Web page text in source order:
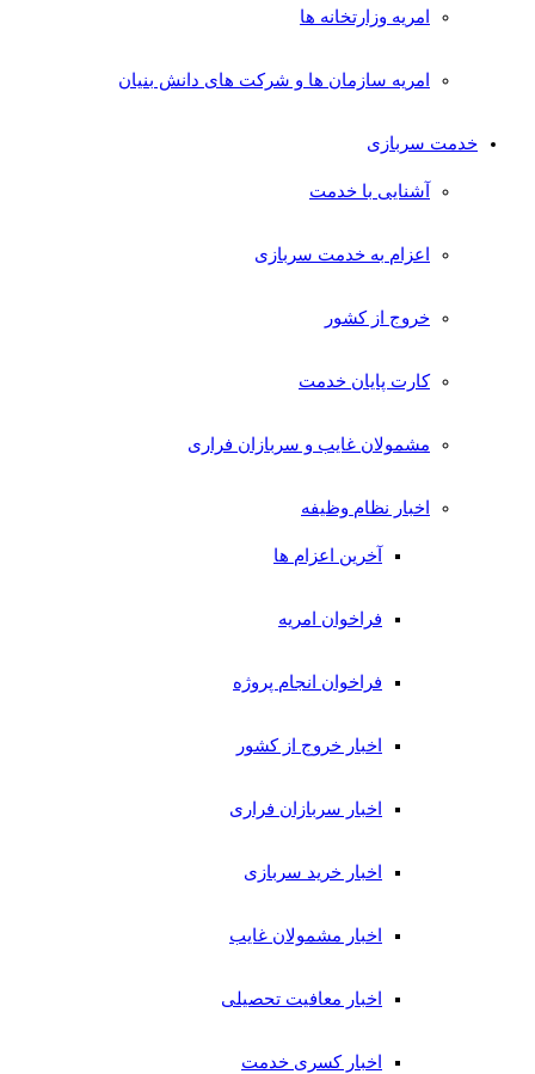
امریه وزارتخانه ها
امریه سازمان ها و شرکت های دانش بنیان
خدمت سربازی
آشنایی با خدمت
اعزام به خدمت سربازی
خروج از کشور
کارت پایان خدمت
مشمولان غایب و سربازان فراری
اخبار نظام وظیفه
آخرین اعزام ها
فراخوان امریه
فراخوان انجام پروژه
اخبار خروج از کشور
اخبار سربازان فراری
اخبار خرید سربازی
اخبار مشمولان غایب
اخبار معافیت تحصیلی
اخبار کسری خدمت